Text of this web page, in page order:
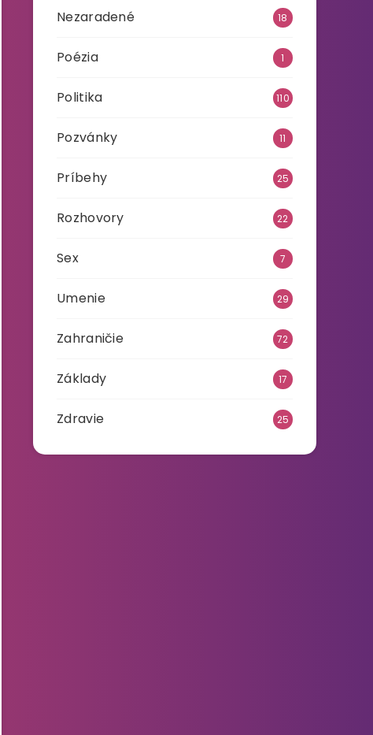
Nezaradené 18
Poézia 1
Politika 110
Pozvánky 11
Príbehy 25
Rozhovory 22
Sex 7
Umenie 29
Zahraničie 72
Základy 17
Zdravie 25